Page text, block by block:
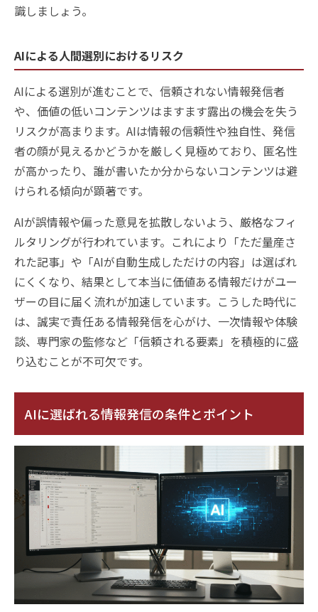
識しましょう。
AIによる人間選別におけるリスク
AIによる選別が進むことで、信頼されない情報発信者
や、価値の低いコンテンツはますます露出の機会を失う
リスクが高まります。AIは情報の信頼性や独自性、発信
者の顔が見えるかどうかを厳しく見極めており、匿名性
が高かったり、誰が書いたか分からないコンテンツは避
けられる傾向が顕著です。
AIが誤情報や偏った意見を拡散しないよう、厳格なフィ
ルタリングが行われています。これにより「ただ量産さ
れた記事」や「AIが自動生成しただけの内容」は選ばれ
にくくなり、結果として本当に価値ある情報だけがユー
ザーの目に届く流れが加速しています。こうした時代に
は、誠実で責任ある情報発信を心がけ、一次情報や体験
談、専門家の監修など「信頼される要素」を積極的に盛
り込むことが不可欠です。
AIに選ばれる情報発信の条件とポイント